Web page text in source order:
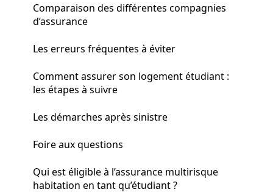
Comparaison des différentes compagnies
d’assurance
Les erreurs fréquentes à éviter
Comment assurer son logement étudiant :
les étapes à suivre
Les démarches après sinistre
Foire aux questions
Qui est éligible à l’assurance multirisque
habitation en tant qu’étudiant ?